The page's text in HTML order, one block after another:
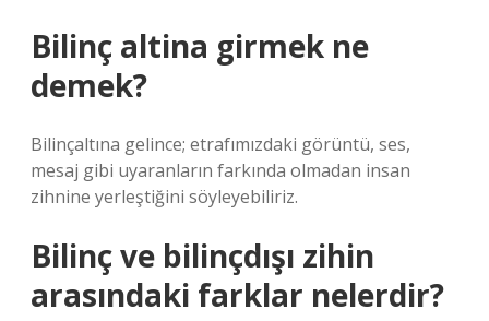
Bilinç altina girmek ne
demek?
Bilinçaltına gelince; etrafımızdaki görüntü, ses,
mesaj gibi uyaranların farkında olmadan insan
zihnine yerleştiğini söyleyebiliriz.
Bilinç ve bilinçdışı zihin
arasındaki farklar nelerdir?